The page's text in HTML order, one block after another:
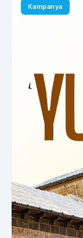
Kampanya